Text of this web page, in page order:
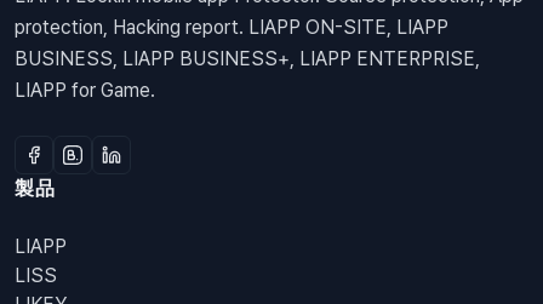
protection, Hacking report. LIAPP ON-SITE, LIAPP
BUSINESS, LIAPP BUSINESS+, LIAPP ENTERPRISE,
LIAPP for Game.
製品
LIAPP
LISS